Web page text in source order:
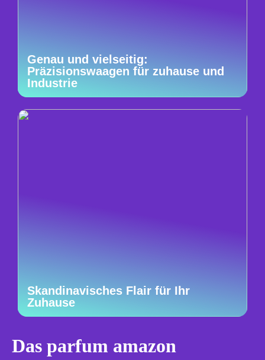
Genau und vielseitig:
Präzisionswaagen für zuhause und
Industrie
Skandinavisches Flair für Ihr
Zuhause
Das parfum amazon